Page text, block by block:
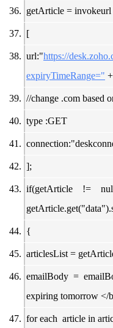
getArticle = invokeurl
[
url:"https://
expiryTimeRange="
//change .com based
type :GET
];
if(getArticle !=
{
articlesList =
emailBody =
expiring tomorrow </
for each article in